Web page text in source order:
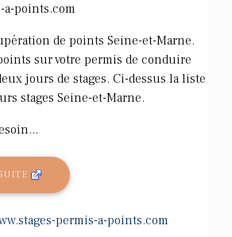
a-points.com
de points Seine-et-Marne.
sur votre permis de conduire
jours de stages. Ci-dessus la liste
stages Seine-et-Marne.
permis-a-points.com